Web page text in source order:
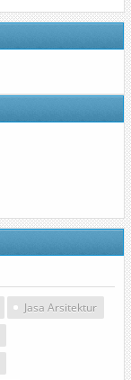
Jasa Arsitektur